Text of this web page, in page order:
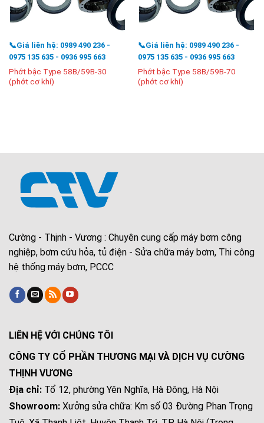
📞Giá liên hệ: 0989 490 236 -
0975 135 635 - 0936 995 663
Phớt bậc Type 58B/59B-30
(phớt cơ khí)
📞Giá liên hệ: 0989 490 236 -
0975 135 635 - 0936 995 663
Phớt bậc Type 58B/59B-70
(phớt cơ khí)
Cường - Thịnh - Vương : Chuyên cung cấp máy bơm công
nghiệp, bơm cứu hỏa, tủ điện - Sửa chữa máy bơm, Thi công
hệ thống máy bơm, PCCC
LIÊN HỆ VỚI CHÚNG TÔI
CÔNG TY CỔ PHẦN THƯƠNG MẠI VÀ DỊCH VỤ CƯỜNG
THỊNH VƯƠNG
Địa chỉ: Tổ 12, phường Yên Nghĩa, Hà Đông, Hà Nội
Showroom: Xưởng sửa chữa: Km số 03 Đường Phan Trọng